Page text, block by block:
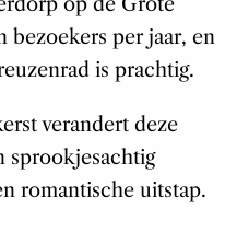
per jaar, en
is prachtig.
verandert deze
sprookjesachtig
romantische uitstap.